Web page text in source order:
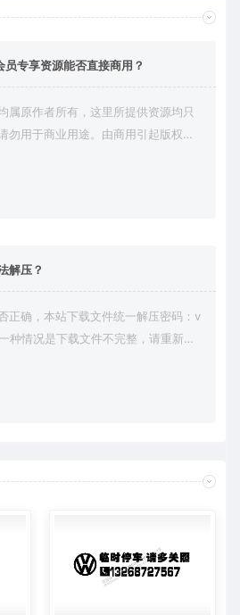
专享资源能否直接商用？
属原作者所有，这里所提供资源均只
勿用于商业用途。由商用引起版权纠
解压？
正确，本站下载文件统一解压密码：v
种情况是下载文件不完整，请重新下